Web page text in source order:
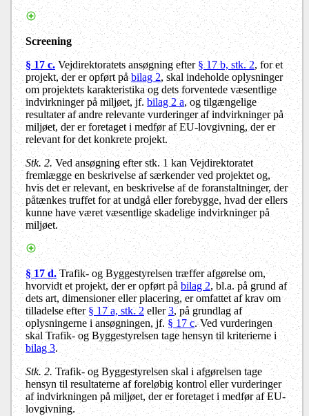
Screening
§ 17 c.Vejdirektoratets ansøgning efter § 17 b, stk. 2, for et
projekt, der er opført påbilag 2, skal indeholde oplysninger
om projektets karakteristika og dets forventede væsentlige
indvirkninger på miljøet, jf. bilag 2 a, og tilgængelige
resultater af andre relevante vurderinger af indvirkninger på
miljøet, der er foretaget i medfør af EU-lovgivning, der er
relevant for det konkrete projekt.
Stk. 2. Ved ansøgning efter stk. 1 kan Vejdirektoratet
fremlægge en beskrivelse af særkender ved projektet og,
hvis det er relevant, en beskrivelse af de foranstaltninger, der
påtænkes truffet for at undgå eller forebygge, hvad der ellers
kunne have været væsentlige skadelige indvirkninger på
miljøet.
§ 17 d. Trafik- og Byggestyrelsen træffer afgørelse om,
hvorvidt et projekt, der er opført påbilag 2, bl.a. på grund af
dets art, dimensioner eller placering, er omfattet af krav om
tilladelse efter§ 17 a, stk. 2eller3, på grundlag af
oplysningerne i ansøgningen, jf.§ 17 c. Ved vurderingen
skal Trafik- og Byggestyrelsen tage hensyn til kriterierne i
bilag 3.
Stk. 2. Trafik- og Byggestyrelsen skal i afgørelsen tage
hensyn til resultaterne af foreløbig kontrol eller vurderinger
af indvirkningen på miljøet, der er foretaget i medfør af EU-
lovgivning.